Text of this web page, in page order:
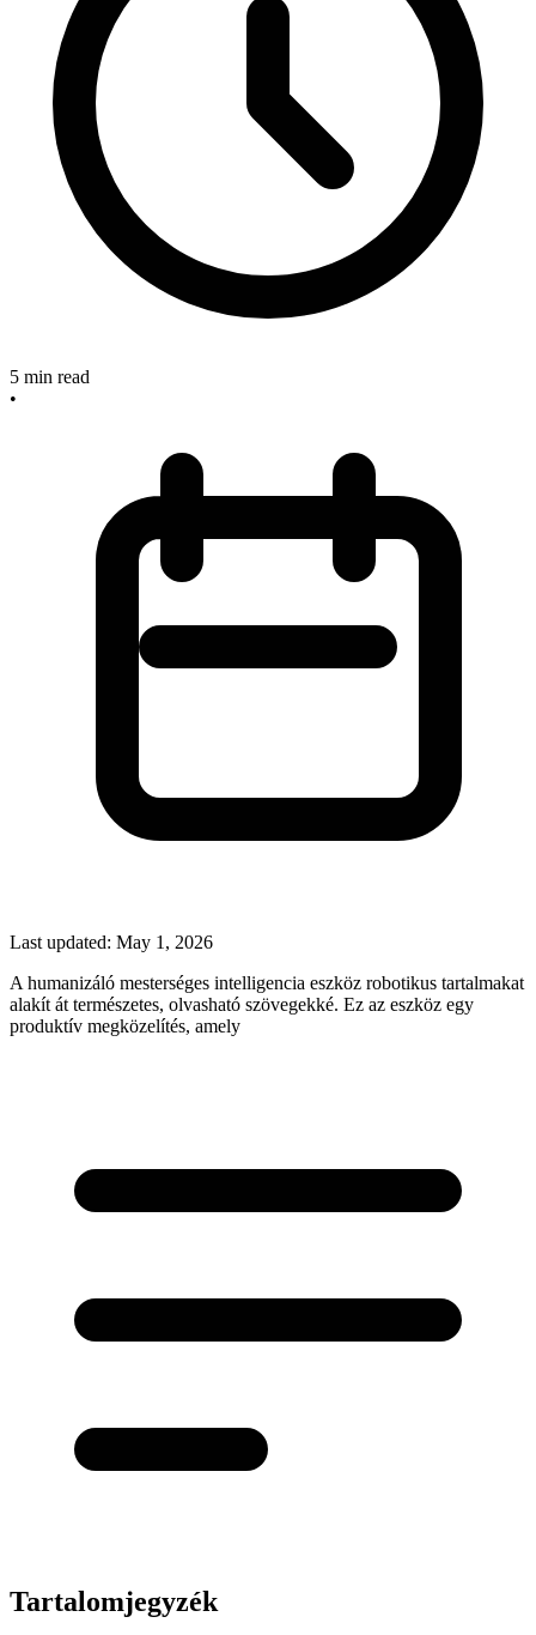
5 min read
•
Last updated: May 1, 2026
A humanizáló mesterséges intelligencia eszköz robotikus tartalmakat
alakít át természetes, olvasható szövegekké. Ez az eszköz egy
produktív megközelítés, amely
Tartalomjegyzék